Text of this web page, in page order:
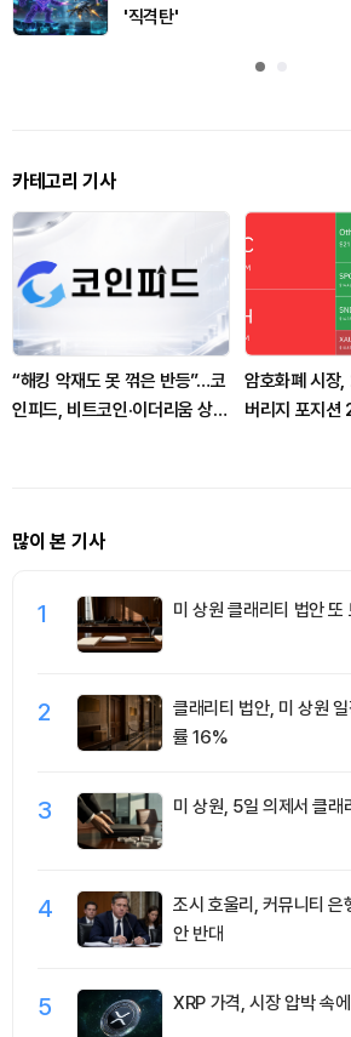
'직격탄'
카테고리 기사
“해킹 악재도 못 꺾은 반등”…코
인피드, 비트코인·이더리움 상승
암호화폐 시장
버리지 포지
많이 본 기사
1 미 상원 클래리티 법안
2
클래리티 법안, 미 상원
률 16%
3 미 상원, 5일 의제서 클래
4
조시 호울리, 커뮤니티 은
안 반대
5 XRP 가격, 시장 압박 속